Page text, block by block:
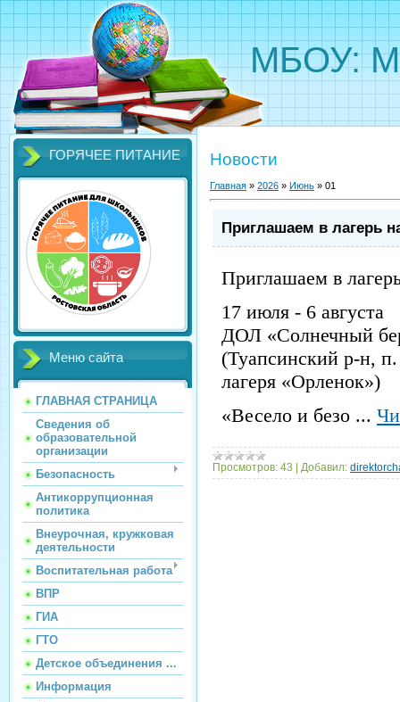
МБОУ:
ГОРЯЧЕЕ ПИТАНИЕ
Меню сайта
ГЛАВНАЯ СТРАНИЦА
Сведения об
образовательной
организации
Безопасность
Антикоррупционная
политика
Внеурочная, кружковая
деятельности
Воспитательная работа
ВПР
ГИА
ГТО
Детское объединения ...
Информация
Новости
Главная » 2026 » Июнь » 01
Приглашаем в лагерь
Приглашаем в
17 июля - 6 августа
ДОЛ «Солнечный
(Туапсинский р-н,
лагеря «Орленок»)
«Весело и безо ...
Просмотров: 43 | Добавил: